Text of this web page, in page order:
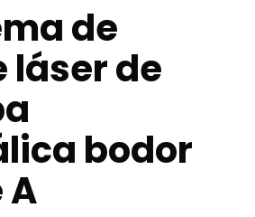
de
láser de
bodor
A